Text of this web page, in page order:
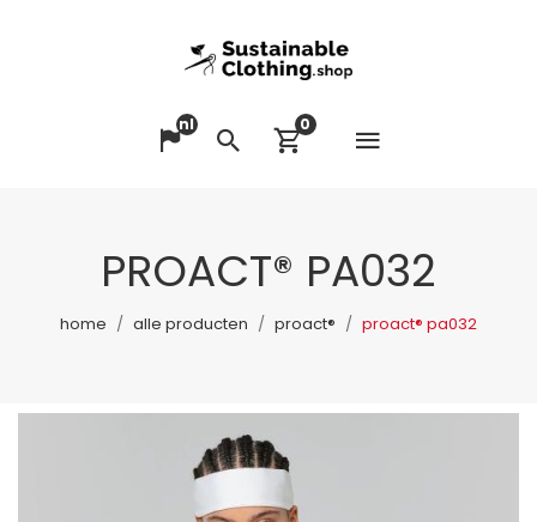
Taal veranderen
nl
ZoekenWinkelwagen
0
PROACT® PA032
home alle producten proact® proact® pa032